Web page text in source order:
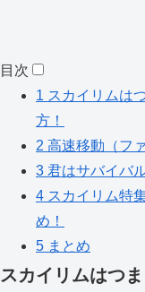
目次
1 スカイリムは
方！
2 高速移動（フ
3 君はサバイバ
4 スカイリム特
め！
5 まとめ
スカイリムはつ